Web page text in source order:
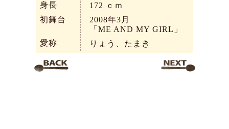
身長
172
ｃｍ
初舞台
2008年3月
「ME AND MY GIRL」
愛称
りょう、たまき